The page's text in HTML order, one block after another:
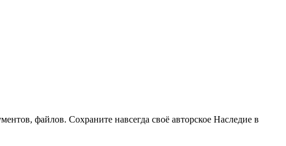
файлов. Сохраните навсегда своё авторское Наследие в